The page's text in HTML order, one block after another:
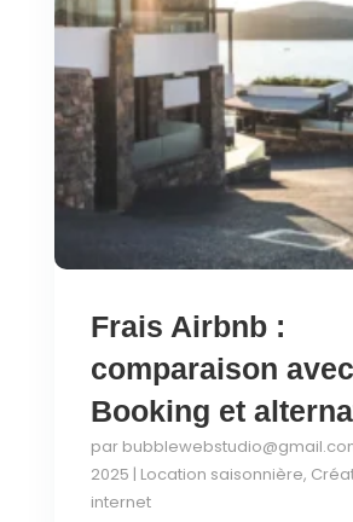
Frais Airbnb :
comparaison avec
Booking et
par
2025 | Location saisonnière,
internet